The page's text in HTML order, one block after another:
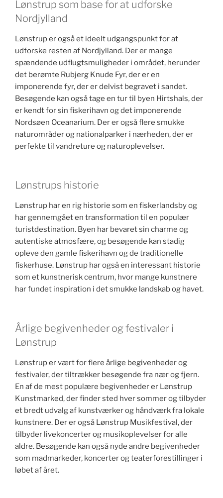
Lønstrup som base for at udforske
Nordjylland
Lønstrup er også et ideelt udgangspunkt for at
udforske resten af Nordjylland. Der er mange
spændende udflugtsmuligheder i området, herunder
det berømte Rubjerg Knude Fyr, der er en
imponerende fyr, der er delvist begravet i sandet.
Besøgende kan også tage en tur til byen Hirtshals, der
er kendt for sin fiskerihavn og det imponerende
Nordsøen Oceanarium. Der er også flere smukke
naturområder og nationalparker i nærheden, der er
perfekte til vandreture og naturoplevelser.
Lønstrups historie
Lønstrup har en rig historie som en fiskerlandsby og
har gennemgået en transformation til en populær
turistdestination. Byen har bevaret sin charme og
autentiske atmosfære, og besøgende kan stadig
opleve den gamle fiskerihavn og de traditionelle
fiskerhuse. Lønstrup har også en interessant historie
som et kunstnerisk centrum, hvor mange kunstnere
har fundet inspiration i det smukke landskab og havet.
Årlige begivenheder og festivaler i
Lønstrup
Lønstrup er vært for flere årlige begivenheder og
festivaler, der tiltrækker besøgende fra nær og fjern.
En af de mest populære begivenheder er Lønstrup
Kunstmarked, der finder sted hver sommer og tilbyder
et bredt udvalg af kunstværker og håndværk fra lokale
kunstnere. Der er også Lønstrup Musikfestival, der
tilbyder livekoncerter og musikoplevelser for alle
aldre. Besøgende kan også nyde andre begivenheder
som madmarkeder, koncerter og teaterforestillinger i
løbet af året.